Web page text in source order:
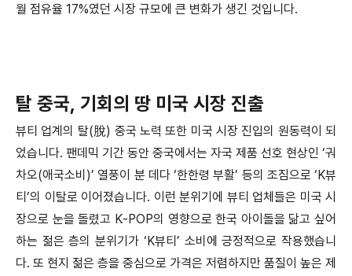
월 점유율 17%였던 시장 규모에 큰 변화가 생긴 것입니다.
탈 중국, 기회의 땅 미국 시장 진출
뷰티 업계의 탈(脫) 중국 노력 또한 미국 시장 진입의 원동력이 되
었습니다. 팬데믹 기간 동안 중국에서는 자국 제품 선호 현상인 ‘궈
차오(애국소비)’ 열풍이 분 데다 ‘한한령 부활’ 등의 조짐으로 ‘K뷰
티’의 이탈로 이어졌습니다. 이런 분위기에 뷰티 업체들은 미국 시
장으로 눈을 돌렸고 K-POP의 영향으로 한국 아이돌을 닮고 싶어
하는 젊은 층의 분위기가 ‘K뷰티’ 소비에 긍정적으로 작용했습니
다. 또 현지 젊은 층을 중심으로 가격은 저렴하지만 품질이 높은 제